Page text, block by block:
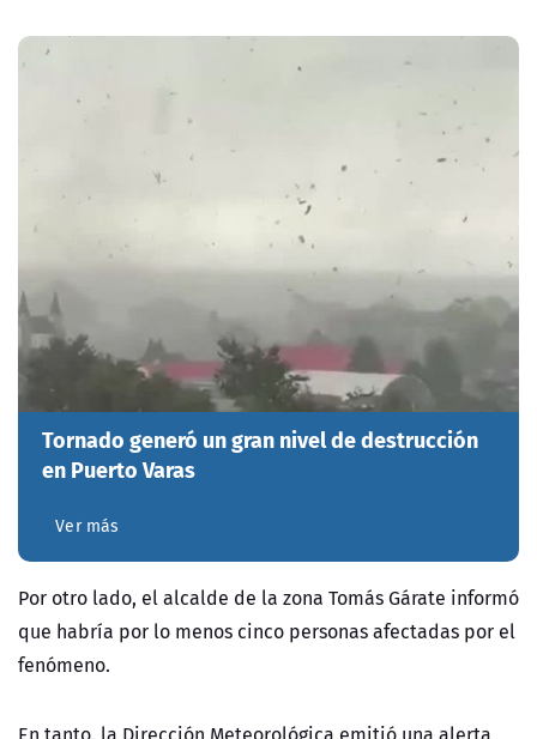
Tornado generó un gran nivel de destrucción
en Puerto Varas
Ver más
Por otro lado, el alcalde de la zona Tomás Gárate informó
que habría por lo menos cinco personas afectadas por el
fenómeno.